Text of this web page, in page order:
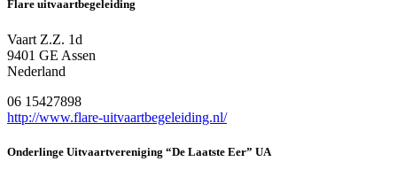
Flare uitvaartbegeleiding
Vaart Z.Z. 1d
9401 GE Assen
Nederland
06 15427898
http://www.flare-uitvaartbegeleiding.nl/
Onderlinge Uitvaartvereniging “De Laatste Eer” UA